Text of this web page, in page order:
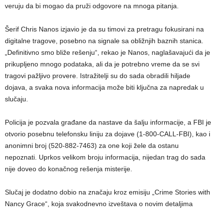
veruju da bi mogao da pruži odgovore na mnoga pitanja.
Šerif Chris Nanos izjavio je da su timovi za pretragu fokusirani na
digitalne tragove, posebno na signale sa obližnjih baznih stanica.
„Definitivno smo bliže rešenju“, rekao je Nanos, naglašavajući da je
prikupljeno mnogo podataka, ali da je potrebno vreme da se svi
tragovi pažljivo provere. Istražitelji su do sada obradili hiljade
dojava, a svaka nova informacija može biti ključna za napredak u
slučaju.
Policija je pozvala građane da nastave da šalju informacije, a FBI je
otvorio posebnu telefonsku liniju za dojave (1-800-CALL-FBI), kao i
anonimni broj (520-882-7463) za one koji žele da ostanu
nepoznati. Uprkos velikom broju informacija, nijedan trag do sada
nije doveo do konačnog rešenja misterije.
Slučaj je dodatno dobio na značaju kroz emisiju „Crime Stories with
Nancy Grace“, koja svakodnevno izveštava o novim detaljima